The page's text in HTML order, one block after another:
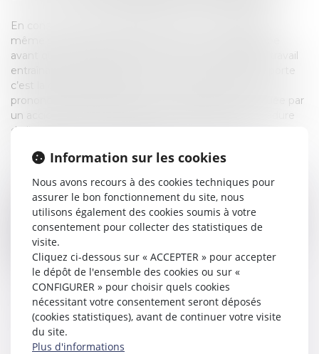
En conséquence, la législation protectrice s'applique,
même si la procédure de licenciement a été engagée
avant que le salarié ne soit victime d'un accident du travail
entraînant une suspension de son contrat. Ce qui importe
c’est la date de licenciement. Ainsi, le licenciement
prononcé pendant la période de suspension provoquée par
un accident du travail est nul, et ce même si la procédure
de licenciement a été engagée avant l'accident.
A défaut, le licenciement est nul.
Le salarié victime d'un licenciement nul qui ne réclame pas
sa réintégration a droit, d'une part, aux indemnités de
rupture, d'autre part, à une indemnité réparant l'intégralité
du préjudice résultant du caractère illicite du licenciement
et au moins égale à celle prévue par l’article L 1235-3 du
Code du travail.
Information sur les cookies
Nous avons recours à des cookies techniques pour
assurer le bon fonctionnement du site, nous
utilisons également des cookies soumis à votre
consentement pour collecter des statistiques de
visite.
Cliquez ci-dessous sur « ACCEPTER » pour accepter
le dépôt de l'ensemble des cookies ou sur «
CONFIGURER » pour choisir quels cookies
nécessitant votre consentement seront déposés
(cookies statistiques), avant de continuer votre visite
du site.
Plus d'informations